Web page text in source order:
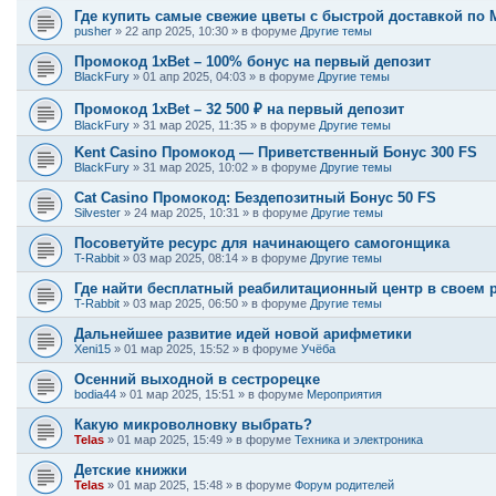
Где купить самые свежие цветы с быстрой доставкой по
pusher » 22 апр 2025, 10:30 » в форуме Другие темы
Промокод 1xBet – 100% бонус на первый депозит
BlackFury » 01 апр 2025, 04:03 » в форуме Другие темы
Промокод 1xBet – 32 500 ₽ на первый депозит
BlackFury » 31 мар 2025, 11:35 » в форуме Другие темы
Kent Casino Промокод — Приветственный Бонус 300 FS
BlackFury » 31 мар 2025, 10:02 » в форуме Другие темы
Cat Casino Промокод: Бездепозитный Бонус 50 FS
Silvester » 24 мар 2025, 10:31 » в форуме Другие темы
Посоветуйте ресурс для начинающего самогонщика
T-Rabbit » 03 мар 2025, 08:14 » в форуме Другие темы
Где найти бесплатный реабилитационный центр в своем
T-Rabbit » 03 мар 2025, 06:50 » в форуме Другие темы
Дальнейшее развитие идей новой арифметики
Xeni15 » 01 мар 2025, 15:52 » в форуме Учёба
Осенний выходной в сестрорецке
bodia44 » 01 мар 2025, 15:51 » в форуме Мероприятия
Какую микроволновку выбрать?
Telas » 01 мар 2025, 15:49 » в форуме Техника и электроника
Детские книжки
Telas » 01 мар 2025, 15:48 » в форуме Форум родителей